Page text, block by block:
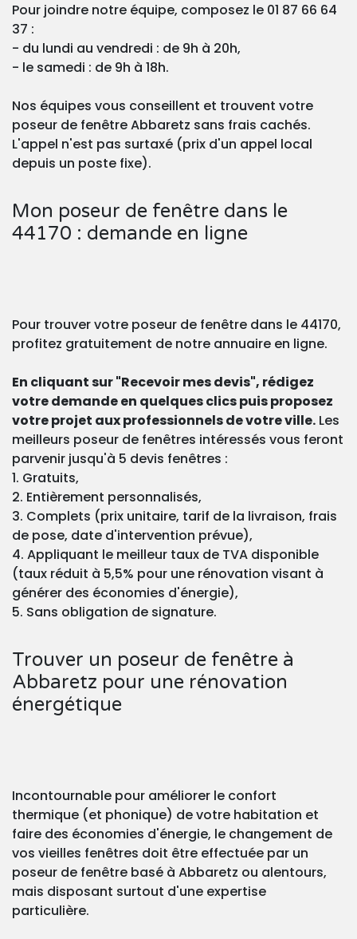
Pour joindre notre équipe, composez le 01 87 66 64
37 :
- du lundi au vendredi : de 9h à 20h,
- le samedi : de 9h à 18h.
Nos équipes vous conseillent et trouvent votre
poseur de fenêtre Abbaretz sans frais cachés.
L'appel n'est pas surtaxé (prix d'un appel local
depuis un poste fixe).
Mon poseur de fenêtre dans le
44170 : demande en ligne
Pour trouver votre poseur de fenêtre dans le 44170,
profitez gratuitement de notre annuaire en ligne.
En cliquant sur "Recevoir mes devis", rédigez
votre demande en quelques clics puis proposez
votre projet aux professionnels de votre ville. Les
meilleurs poseur de fenêtres intéressés vous feront
parvenir jusqu'à 5 devis fenêtres :
1. Gratuits,
2. Entièrement personnalisés,
3. Complets (prix unitaire, tarif de la livraison, frais
de pose, date d'intervention prévue),
4. Appliquant le meilleur taux de TVA disponible
(taux réduit à 5,5% pour une rénovation visant à
générer des économies d'énergie),
5. Sans obligation de signature.
Trouver un poseur de fenêtre à
Abbaretz pour une rénovation
énergétique
Incontournable pour améliorer le confort
thermique (et phonique) de votre habitation et
faire des économies d'énergie, le changement de
vos vieilles fenêtres doit être effectuée par un
poseur de fenêtre basé à Abbaretz ou alentours,
mais disposant surtout d'une expertise
particulière.